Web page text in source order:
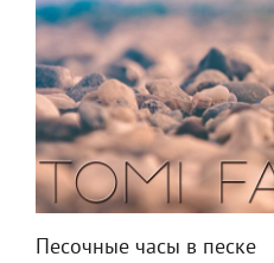
Песочные часы в песке